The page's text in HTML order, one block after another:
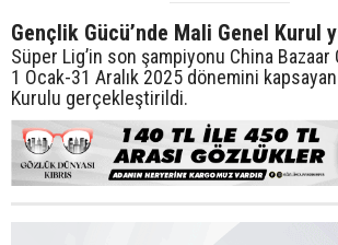
Gençlik Gücü’nde Mali Genel Kurul
Süper Lig’in son şampiyonu China Bazaar
1 Ocak-31 Aralık 2025 dönemini kapsayan
Kurulu gerçekleştirildi.